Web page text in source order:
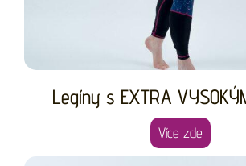
Legíny s EXTRA
Více zde